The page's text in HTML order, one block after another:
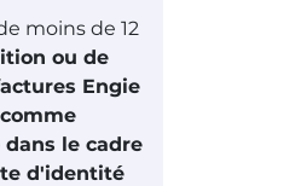
moins de 12
ou de
Engie
le cadre
d'identité